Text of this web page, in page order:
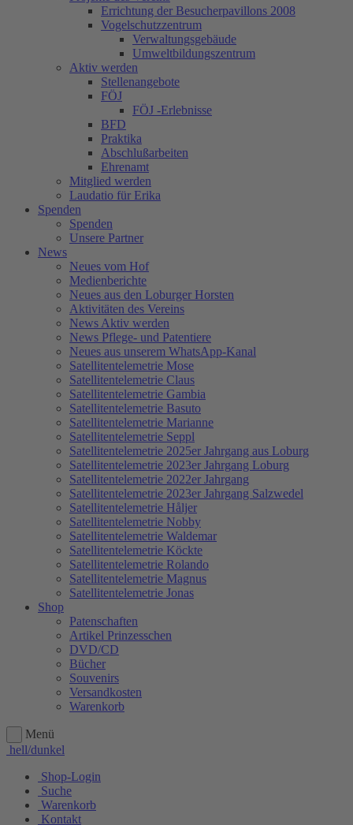
Errichtung der Besucherpavillons 2008
Vogelschutzzentrum
Verwaltungsgebäude
Umweltbildungszentrum
Aktiv werden
Stellenangebote
FÖJ
FÖJ -Erlebnisse
BFD
Praktika
Abschlußarbeiten
Ehrenamt
Mitglied werden
Laudatio für Erika
Spenden
Spenden
Unsere Partner
News
Neues vom Hof
Medienberichte
Neues aus den Loburger Horsten
Aktivitäten des Vereins
News Aktiv werden
News Pflege- und Patentiere
Neues aus unserem WhatsApp-Kanal
Satellitentelemetrie Mose
Satellitentelemetrie Claus
Satellitentelemetrie Gambia
Satellitentelemetrie Basuto
Satellitentelemetrie Marianne
Satellitentelemetrie Seppl
Satellitentelemetrie 2025er Jahrgang aus Loburg
Satellitentelemetrie 2023er Jahrgang Loburg
Satellitentelemetrie 2022er Jahrgang
Satellitentelemetrie 2023er Jahrgang Salzwedel
Satellitentelemetrie Håljer
Satellitentelemetrie Nobby
Satellitentelemetrie Waldemar
Satellitentelemetrie Köckte
Satellitentelemetrie Rolando
Satellitentelemetrie Magnus
Satellitentelemetrie Jonas
Shop
Patenschaften
Artikel Prinzesschen
DVD/CD
Bücher
Souvenirs
Versandkosten
Warenkorb
Menü
hell/dunkel
Shop-Login
Suche
Warenkorb
Kontakt